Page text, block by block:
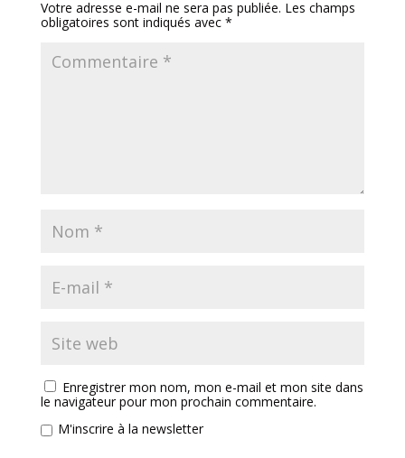
Votre adresse e-mail ne sera pas publiée. Les champs
obligatoires sont indiqués avec *
Enregistrer mon nom, mon e-mail et mon site dans
le navigateur pour mon prochain commentaire.
M'inscrire à la newsletter